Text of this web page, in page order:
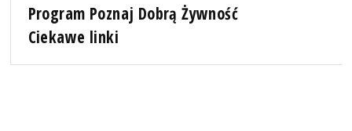
Program Poznaj Dobrą Żywność
Ciekawe linki